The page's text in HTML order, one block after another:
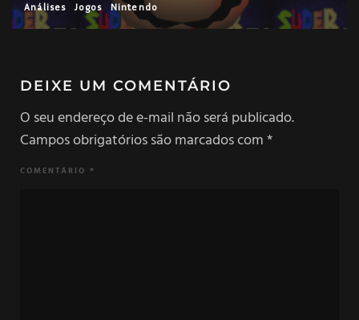
Análises Jogos Nintendo
DEIXE UM COMENTÁRIO
O seu endereço de e-mail não será publicado.
Campos obrigatórios são marcados com*
COMENTÁRIO *